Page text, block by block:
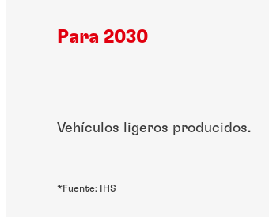
Para 2030
Vehículos ligeros producidos.
*Fuente: IHS